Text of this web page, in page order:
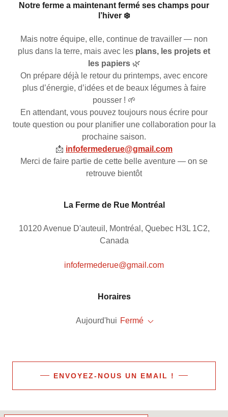
Notre ferme a maintenant fermé ses champs pour
l’hiver ❄️
Mais notre équipe, elle, continue de travailler — non
plus dans la terre, mais avec les plans, les projets et
les papiers🌿
On prépare déjà le retour du printemps, avec encore
plus d’énergie, d’idées et de beaux légumes à faire
pousser ! 🌱
En attendant, vous pouvez toujours nous écrire pour
toute question ou pour planifier une collaboration pour la
prochaine saison.
📩 infofermederue@gmail.com
Merci de faire partie de cette belle aventure — on se
retrouve bientôt
La Ferme de Rue Montréal
10120 Avenue D'auteuil, Montréal, Quebec H3L 1C2,
Canada
infofermederue@gmail.com
Horaires
Aujourd'hui Fermé
ENVOYEZ-NOUS UN EMAIL !